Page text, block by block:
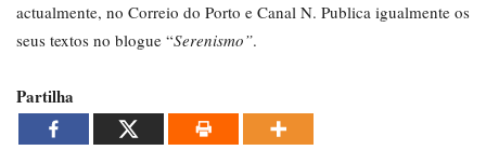
actualmente, no Correio do Porto e Canal N. Publica igualmente os
seus textos no blogue “Serenismo”.
Partilha